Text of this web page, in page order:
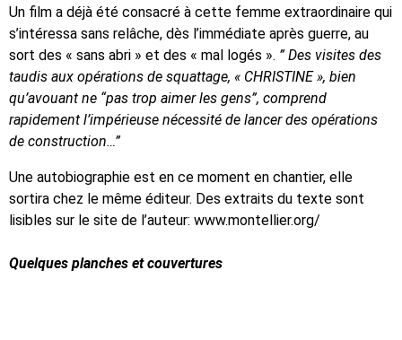
Un film a déjà été consacré à cette femme extraordinaire qui
s’intéressa sans relâche, dès l’immédiate après guerre, au
sort des « sans abri » et des « mal logés ». ” Des visites des
taudis aux opérations de squattage, « CHRISTINE », bien
qu’avouant ne “pas trop aimer les gens”, comprend
rapidement l’impérieuse nécessité de lancer des opérations
de construction…”
Une autobiographie est en ce moment en chantier, elle
sortira chez le même éditeur. Des extraits du texte sont
lisibles sur le site de l’auteur: www.montellier.org/
Quelques planches et couvertures